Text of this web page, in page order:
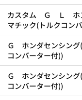
カスタム Ｇ Ｌ ホン
マチック(トルクコン
Ｇ ホンダセンシング
コンバーター付))
Ｇ ホンダセンシング
コンバーター付))